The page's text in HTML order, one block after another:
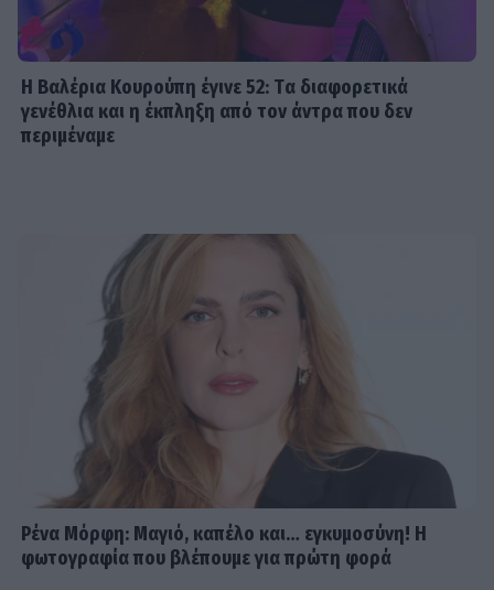
Δανάη Μπάρκα: Με κομψό μπικίνι και
τον Φάνη Μπότση σε ένα ειδυλλιακό
καλοκαιρινό σκηνικό
Μπάρμπα: Ραγίζουν καρδιές τα λόγια
της για τον Καλογερόπουλο – «Ποιος
ουρανός να σε χωρέσει…»
Ο Γιώργος Μαζωνάκης και o όμιλος
ΜΚ Group-Μαροσούλη-Κοταρίδη
ενώνουν τις δυνάμεις τους
SHOWBIZ
Η Βαλέρια Κουρούπη έγινε 52: Tα διαφορετικά
γενέθλια και η έκπληξη από τον άντρα που δεν
περιμέναμε
Ρένα Μόρφη: Μαγιό, καπέλο και… εγκυμοσύνη! Η
φωτογραφία που βλέπουμε για πρώτη φορά